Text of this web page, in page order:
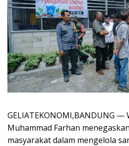
GELIATEKONOMI,BANDUNG —
Muhammad Farhan
masyarakat dalam mengelola